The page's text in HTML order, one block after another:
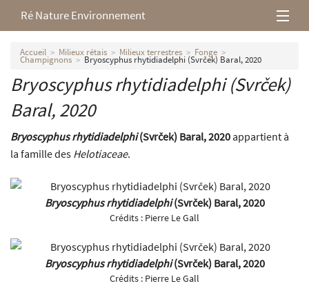
Ré Nature Environnement
L’association
Milieux rétais
Nos parutions
Accueil Milieux rétais Milieux terrestres Fonge
Champignons Bryoscyphus rhytidiadelphi (Svrček) Baral, 2020
Bryoscyphus rhytidiadelphi(Svrček)
Baral, 2020
Bryoscyphus rhytidiadelphi(Svrček) Baral, 2020 appartient à
la famille des Helotiaceae.
Bryoscyphus rhytidiadelphi(Svrček) Baral, 2020
Crédits : Pierre Le Gall
Bryoscyphus rhytidiadelphi(Svrček) Baral, 2020
Crédits : Pierre Le Gall